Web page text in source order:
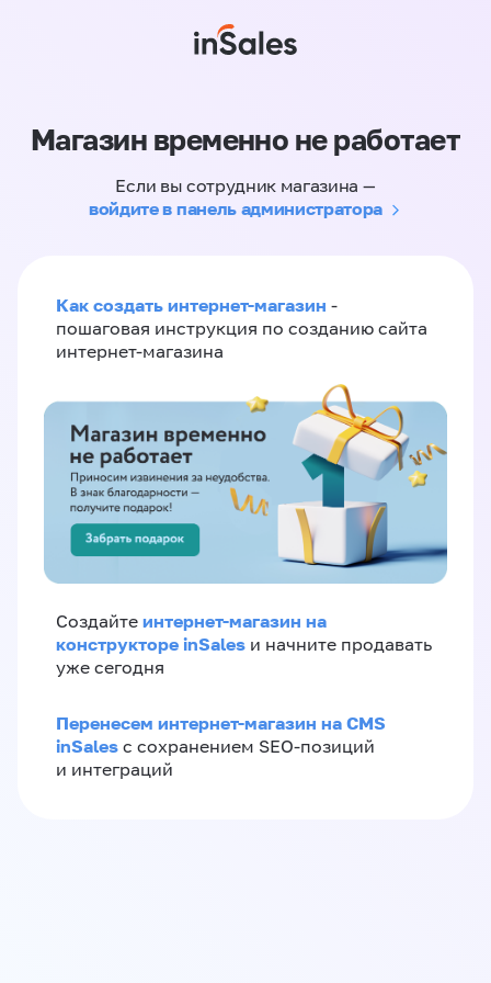
Магазин временно не работает
Если вы сотрудник магазина —
войдите в панель администратора
Как создать интернет-магазин -
пошаговая инструкция по созданию сайта
интернет-магазина
Создайте интернет-магазин на
конструкторе inSales и начните продавать
уже сегодня
Перенесем интернет-магазин на CMS
inSales с сохранением SEO-позиций
и интеграций